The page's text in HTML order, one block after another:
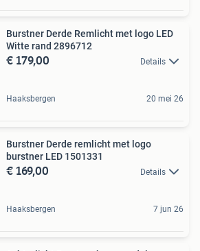
Burstner Derde Remlicht met logo LED
Witte rand 2896712
€ 179,00 Details
Haaksbergen 20 mei 26
Burstner Derde remlicht met logo
burstner LED 1501331
€ 169,00 Details
Haaksbergen 7 jun 26